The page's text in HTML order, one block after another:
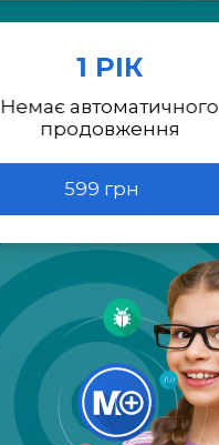
1 РІК
Немає автоматичного
продовження
599 грн